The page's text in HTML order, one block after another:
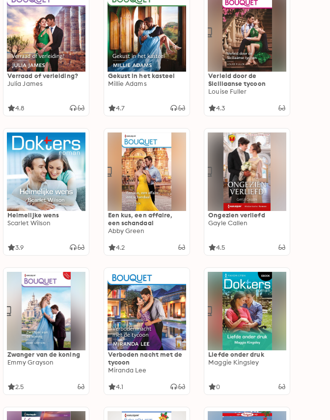
Verraad of verleiding?
Julia James
4.8
Gekust in het kasteel
Millie Adams
4.7
Verleid door de
Siciliaanse tycoon
Louise Fuller
4.3
Heimelijke wens
Scarlet Wilson
3.9
Een kus, een affaire,
een schandaal
Abby Green
4.2
Ongezien verliefd
Gayle Callen
4.5
Zwanger van de koning
Emmy Grayson
2.5
Verboden nacht met de
tycoon
Miranda Lee
4.1
Liefde onder druk
Maggie Kingsley
0